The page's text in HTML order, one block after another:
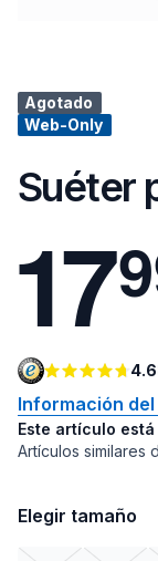
Agotado
Web-Only
Suéter
179
Información
Este artículo
Artículos similares
Elegir tamaño